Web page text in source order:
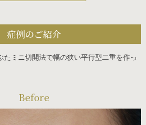
症例のご紹介
たミニ切開法で幅の狭い平行型二重を作っ
Before